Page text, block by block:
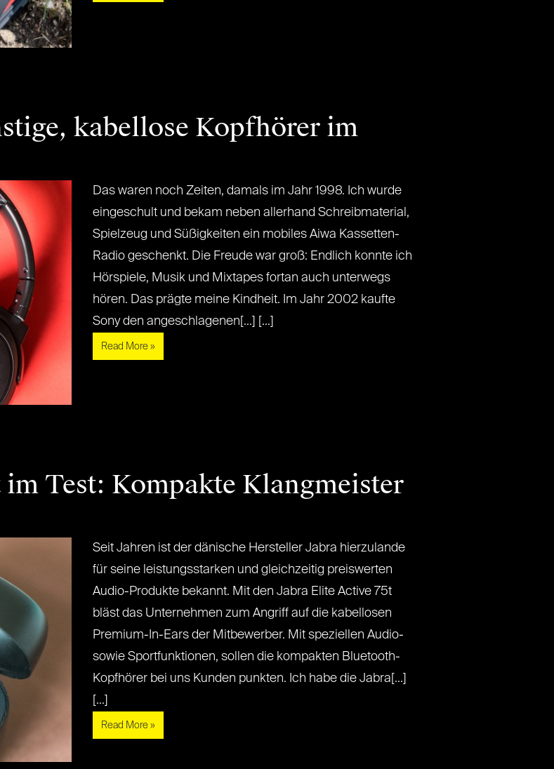
kabellose Kopfhörer im
Das waren noch Zeiten, damals im Jahr 1998. Ich wurde
eingeschult und bekam neben allerhand Schreibmaterial,
Spielzeug und Süßigkeiten ein mobiles Aiwa Kassetten-
Radio geschenkt. Die Freude war groß: Endlich konnte ich
Hörspiele, Musik und Mixtapes fortan auch unterwegs
hören. Das prägte meine Kindheit. Im Jahr 2002 kaufte
Sony den angeschlagenen[...] [...]
Read More »
im Test: Kompakte Klangmeister
Seit Jahren ist der dänische Hersteller Jabra hierzulande
für seine leistungsstarken und gleichzeitig preiswerten
Audio-Produkte bekannt. Mit den Jabra Elite Active 75t
bläst das Unternehmen zum Angriff auf die kabellosen
Premium-In-Ears der Mitbewerber. Mit speziellen Audio-
sowie Sportfunktionen, sollen die kompakten Bluetooth-
Kopfhörer bei uns Kunden punkten. Ich habe die Jabra[...]
[...]
Read More »